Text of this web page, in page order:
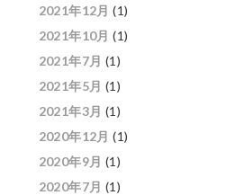
2021年12月 (1)
2021年10月 (1)
2021年7月 (1)
2021年5月 (1)
2021年3月 (1)
2020年12月 (1)
2020年9月 (1)
2020年7月 (1)